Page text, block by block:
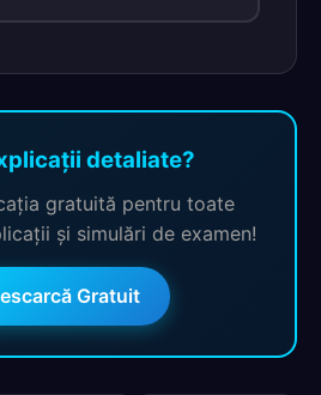
detaliate?
gratuită pentru toate
și simulări de examen!
Gratuit